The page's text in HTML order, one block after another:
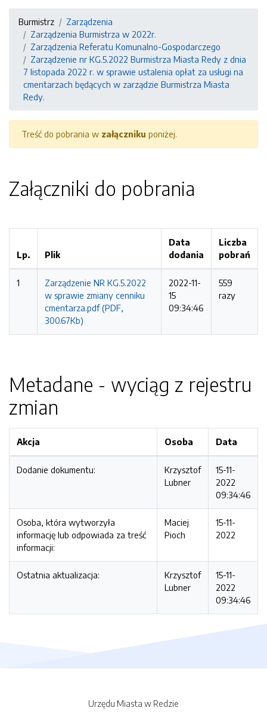
Burmistrz
Zarządzenia
Zarządzenia Burmistrza w 2022r.
Zarządzenia Referatu Komunalno-Gospodarczego
Zarządzenie nr KG.5.2022 Burmistrza Miasta Redy z dnia
7 listopada 2022 r. w sprawie ustalenia opłat za usługi na
cmentarzach będących w zarządzie Burmistrza Miasta
Redy.
Treść do pobrania w załączniku poniżej.
Załączniki do pobrania
Lp. Plik
Data
dodania
Liczba
pobrań
1
Zarządzenie NR KG.5.2022
w sprawie zmiany cenniku
cmentarza.pdf (PDF,
300.67Kb)
2022-11-
15
09:34:46
559
razy
Metadane - wyciąg z rejestru
zmian
Akcja Osoba Data
Dodanie dokumentu:
Krzysztof
Lubner
15-11-
2022
09:34:46
Osoba, która wytworzyła
informację lub odpowiada za treść
informacji:
Maciej
Pioch
15-11-
2022
Ostatnia aktualizacja:
Krzysztof
Lubner
15-11-
2022
09:34:46
Urzędu Miasta w Redzie